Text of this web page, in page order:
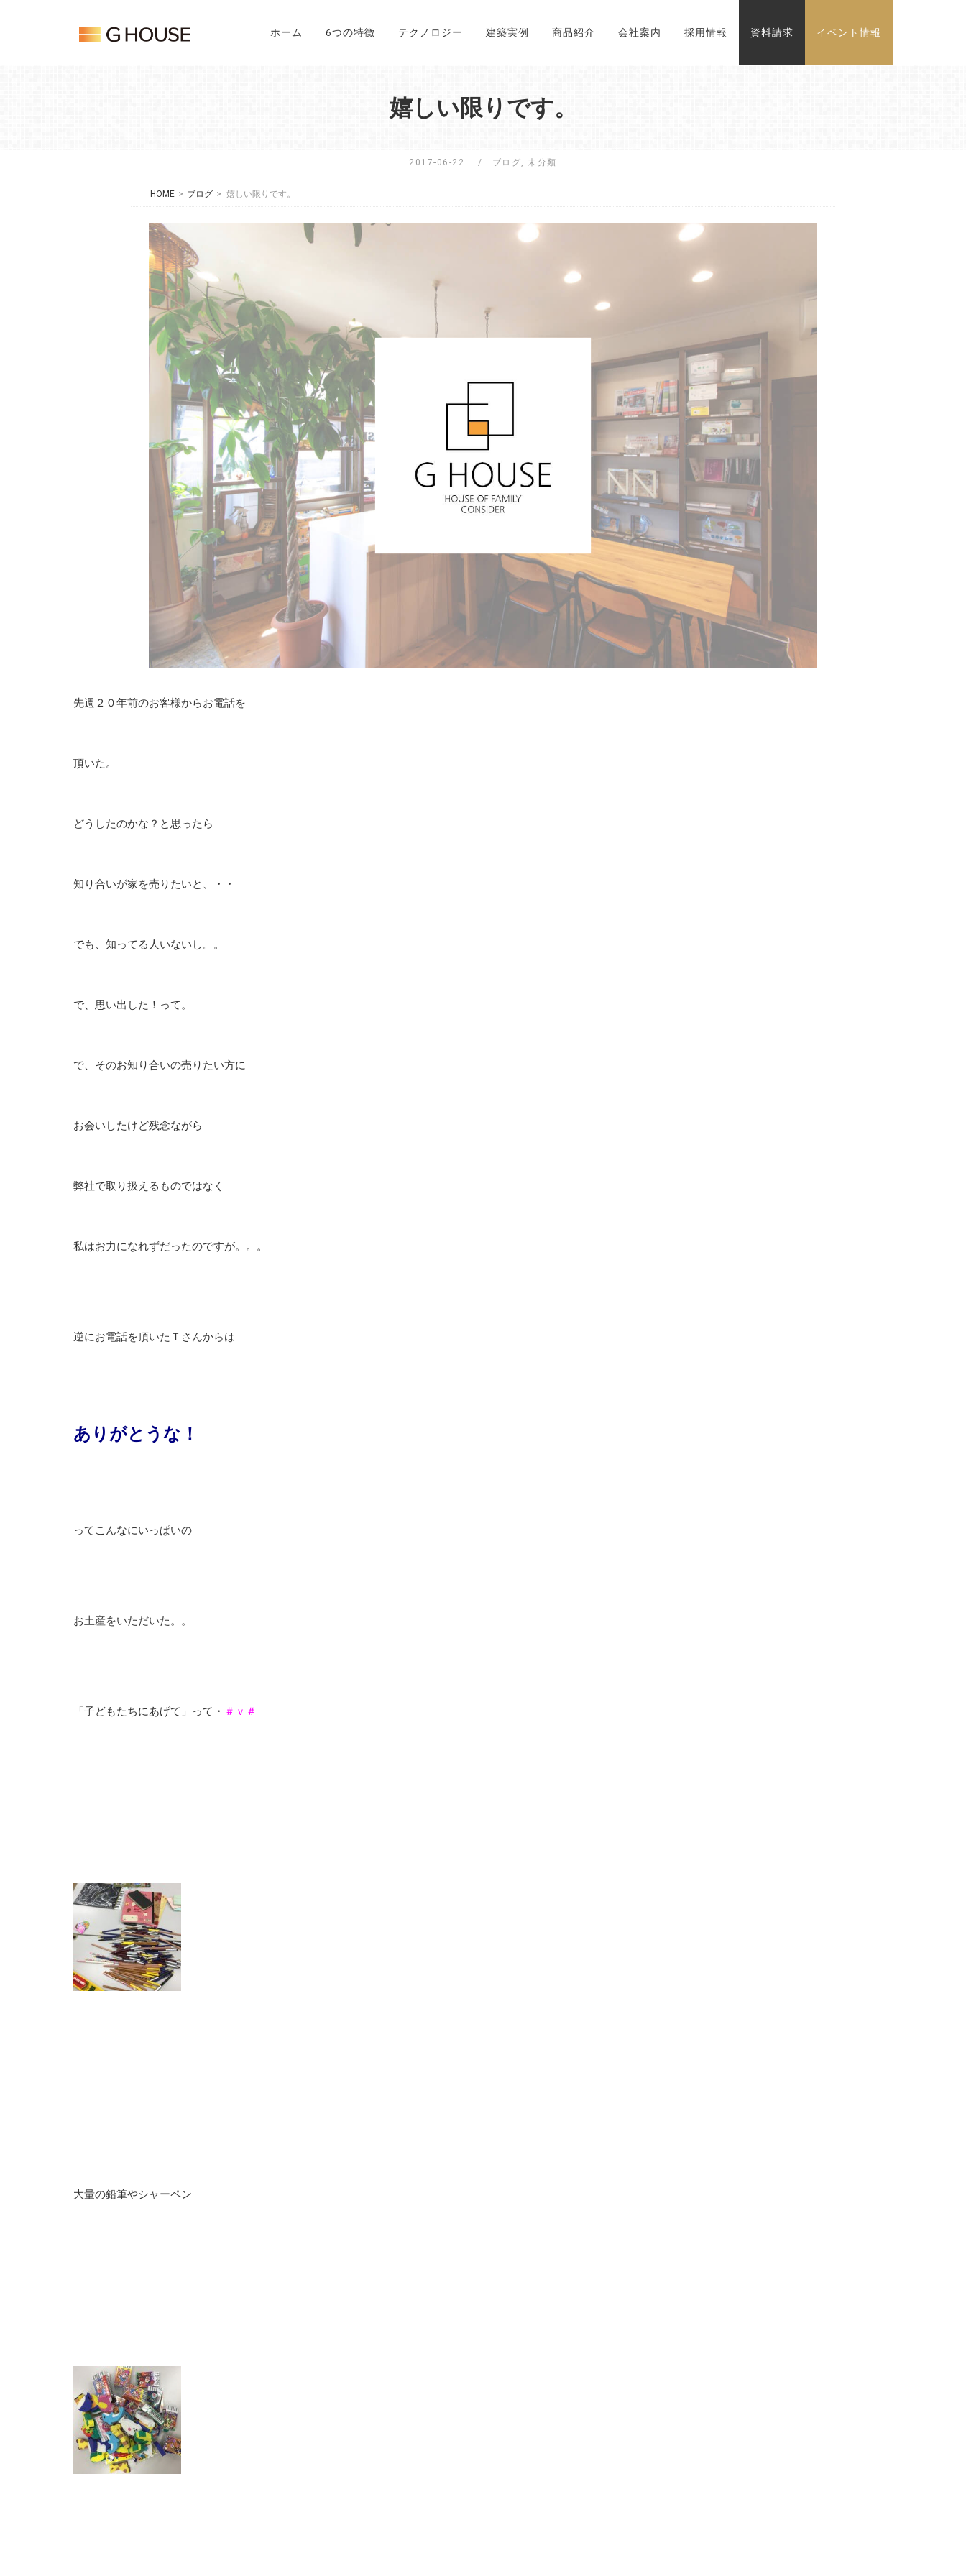
ホーム 6つの特徴 テクノロジー 建築実例 商品紹介 会社案内 採用情報 資料請求 イベント情報
嬉しい限りです。
2017-06-22 ブログ,未分類
HOME > ブログ > 嬉しい限りです。
先週２０年前のお客様からお電話を
頂いた。
どうしたのかな？と思ったら
知り合いが家を売りたいと、・・
でも、知ってる人いないし。。
で、思い出した！って。
で、そのお知り合いの売りたい方に
お会いしたけど残念ながら
弊社で取り扱えるものではなく
私はお力になれずだったのですが。。。
逆にお電話を頂いたＴさんからは
ありがとうな！
ってこんなにいっぱいの
お土産をいただいた。。
「子どもたちにあげて」って・ ＃ｖ＃
大量の鉛筆やシャーペン